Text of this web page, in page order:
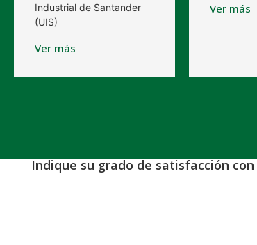
Industrial de Santander
(UIS)
Ver más
Ver más
Indique su grado de satisfacción